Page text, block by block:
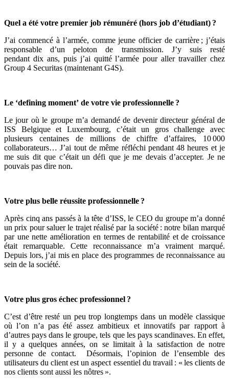
Quel a été votre premier job rémunéré (hors job d’étudiant) ?
J’ai commencé à l’armée, comme jeune officier de carrière ; j’étais
responsable d’un peloton de transmission. J’y suis resté
pendant dix ans, puis j’ai quitté l’armée pour aller travailler chez
Group 4 Securitas (maintenant G4S).
Le ‘defining moment’ de votre vie professionnelle ?
Le jour où le groupe m’a demandé de devenir directeur général de
ISS Belgique et Luxembourg, c’était un gros challenge avec
plusieurs centaines de millions de chiffre d’affaires, 10 000
collaborateurs… J’ai tout de même réfléchi pendant 48 heures et je
me suis dit que c’était un défi que je me devais d’accepter. Je ne
pouvais pas dire non.
Votre plus belle réussite professionnelle ?
Après cinq ans passés à la tête d’ISS, le CEO du groupe m’a donné
un prix pour saluer le trajet réalisé par la société : notre bilan marqué
par une nette amélioration en termes de rentabilité et de croissance
était remarquable. Cette reconnaissance m’a vraiment marqué.
Depuis lors, j’ai mis en place des programmes de reconnaissance au
sein de la société.
Votre plus gros échec professionnel ?
C’est d’être resté un peu trop longtemps dans un modèle classique
où l’on n’a pas été assez ambitieux et innovatifs par rapport à
d’autres pays dans le groupe, tels que les pays scandinaves. En effet,
il y a quelques années, on se limitait à la satisfaction de notre
personne de contact. Désormais, l’opinion de l’ensemble des
utilisateurs du client est un aspect essentiel du travail : « les clients de
nos clients sont aussi les nôtres ».